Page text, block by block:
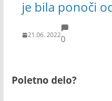
je bila ponoči
21.06. 20220
Poletno delo?